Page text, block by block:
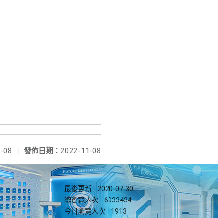
發佈日期： 2022-11-08
08 |
最後更新
2020-07-30
總瀏覽人次
6933434
今日瀏覽人次
1913